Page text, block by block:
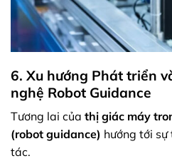
6. Xu hướng Phát triển
nghệ Robot Guidance
Tương lai của thị giác máy
(robot guidance) hướng tới sự
tác.